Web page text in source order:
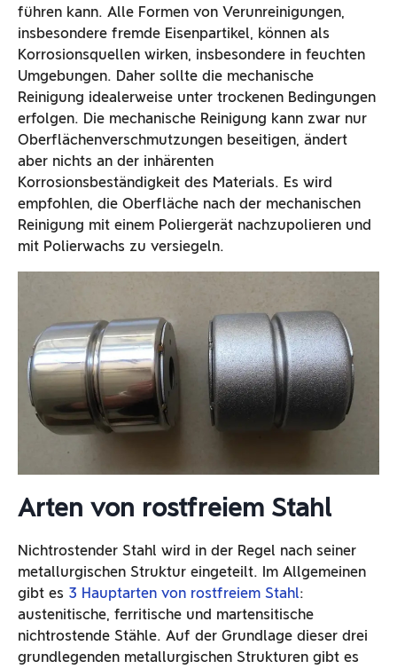
führen kann. Alle Formen von Verunreinigungen,
insbesondere fremde Eisenpartikel, können als
Korrosionsquellen wirken, insbesondere in feuchten
Umgebungen. Daher sollte die mechanische
Reinigung idealerweise unter trockenen Bedingungen
erfolgen. Die mechanische Reinigung kann zwar nur
Oberflächenverschmutzungen beseitigen, ändert
aber nichts an der inhärenten
Korrosionsbeständigkeit des Materials. Es wird
empfohlen, die Oberfläche nach der mechanischen
Reinigung mit einem Poliergerät nachzupolieren und
mit Polierwachs zu versiegeln.
Arten von rostfreiem Stahl
Nichtrostender Stahl wird in der Regel nach seiner
metallurgischen Struktur eingeteilt. Im Allgemeinen
gibt es 3 Hauptarten von rostfreiem Stahl:
austenitische, ferritische und martensitische
nichtrostende Stähle. Auf der Grundlage dieser drei
grundlegenden metallurgischen Strukturen gibt es